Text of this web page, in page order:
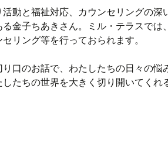
動と福祉対応、カウンセリングの深
金子ちあきさん。ミル・テラスでは
リング等を行っておられます。
口のお話で、わたしたちの日々の悩
たちの世界を大きく切り開いてくれ
トークライブVol.29】「寄り添うカ